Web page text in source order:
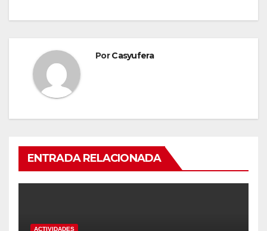
PorCasyufera
ENTRADA RELACIONADA
ACTIVIDADES